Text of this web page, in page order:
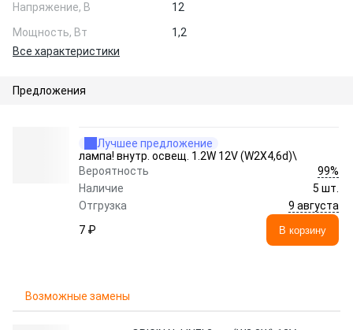
Напряжение, В
12
Мощность, Вт
1,2
Все характеристики
Предложения
Лучшее предложение
лампа! внутр. освещ. 1.2W 12V (W2X4,6d)\
Вероятность
99%
Наличие
5 шт.
Отгрузка
9 августа
7 ₽
В корзину
Возможные замены